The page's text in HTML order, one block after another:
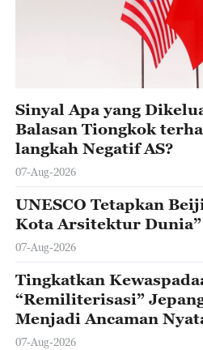
Sinyal Apa yang
Balasan Tiongkok
langkah Negatif AS?
07-Aug-2026
UNESCO Tetapkan
Kota Arsitektur Dunia”
07-Aug-2026
Tingkatkan
“Remiliterisasi”
Menjadi Ancaman
dan Stabilitas Kawasan
07-Aug-2026